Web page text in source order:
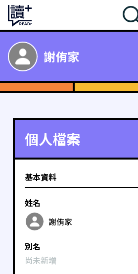
謝侑家
個人檔案
基本資料
姓名
謝侑家
別名
尚未新增